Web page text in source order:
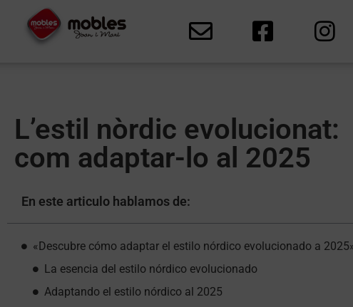
L’estil nòrdic evolucionat:
com adaptar-lo al 2025
En este articulo hablamos de:
«Descubre cómo adaptar el estilo nórdico evolucionado a
La esencia del estilo nórdico evolucionado
Adaptando el estilo nórdico al 2025